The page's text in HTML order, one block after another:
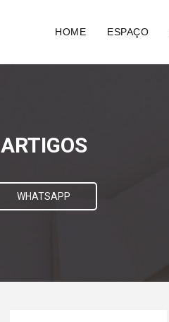
HOME ESPAÇO
ARTIGOS
WHATSAPP